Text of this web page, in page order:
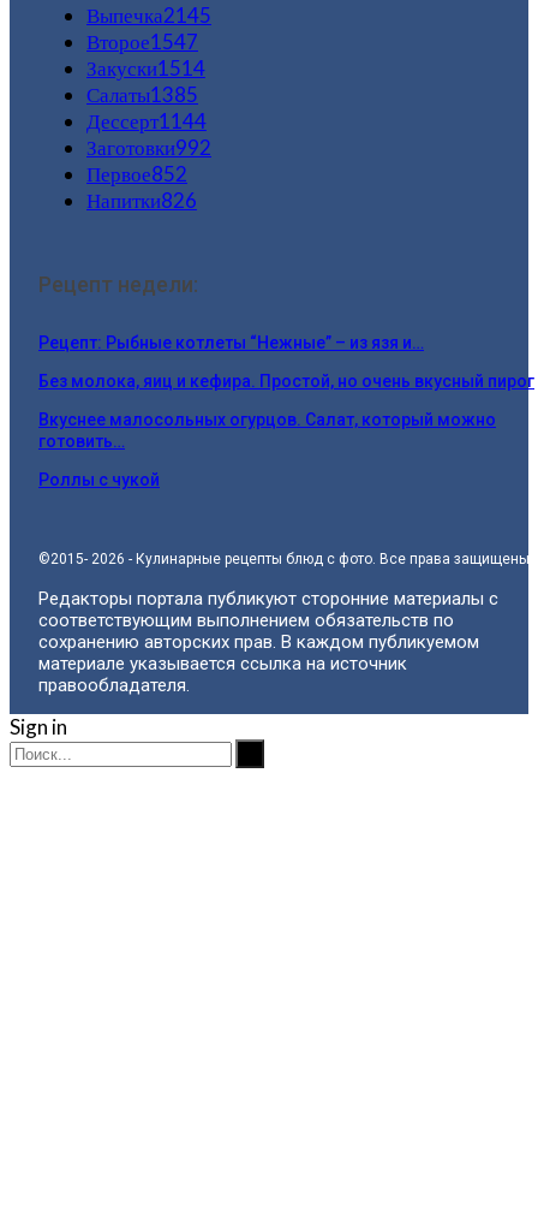
Выпечка2145
Второе1547
Закуски1514
Салаты1385
Дессерт1144
Заготовки992
Первое852
Напитки826
Рецепт недели:
Рецепт: Рыбные котлеты “Нежные” – из язя и…
Без молока, яиц и кефира. Простой, но очень вкусный пирог
Вкуснее малосольных огурцов. Салат, который можно
готовить…
Роллы с чукой
©2015- 2026 - Кулинарные рецепты блюд с фото. Все права защищены.
Редакторы портала публикуют сторонние материалы с
соответствующим выполнением обязательств по
сохранению авторских прав. В каждом публикуемом
материале указывается ссылка на источник
правообладателя.
Sign in